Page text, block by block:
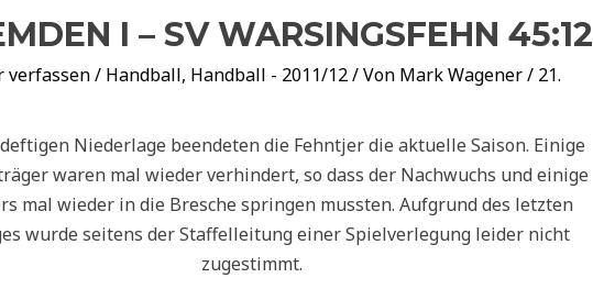
I – SV WARSINGSFEHN 45:12
verfassen/ Handball, Handball - 2011/12/ Von Mark Wagener/ 21.
Niederlage beendeten die Fehntjer die aktuelle Saison. Einige
waren mal wieder verhindert, so dass der Nachwuchs und einige
mal wieder in die Bresche springen mussten. Aufgrund des letzten
wurde seitens der Staffelleitung einer Spielverlegung leider nicht
zugestimmt.